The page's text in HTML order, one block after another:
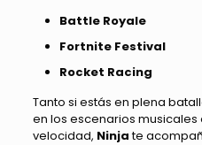
Battle Royale
Fortnite Festival
Rocket Racing
Tanto si estás en plena
en los escenarios
velocidad, Ninjate